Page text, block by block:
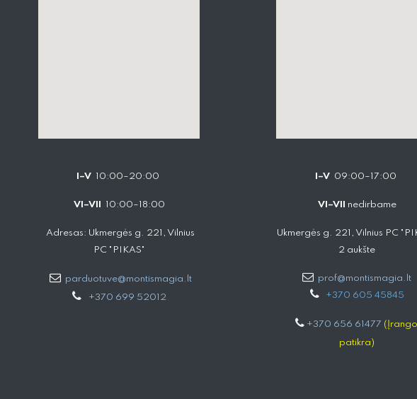
I–V 10:00–20:00
VI–VII 10:00–18:00
Adresas: Ukmergės g. 221, Vilnius
PC "PIKAS"
parduotuve@montismagia.lt
+370 699 52012
I–V 09:00–17:00
VI–VII nedirbame
Ukmergės g. 221, Vilnius PC
2 aukšte
prof@montismagia.lt
+370 605 4584​5
+370 656 61477
patikra)